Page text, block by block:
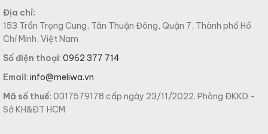
Địa chỉ:
153 Trần Trọng Cung, Tân Thuận Đông, Quận 7, Thành phố Hồ
Chí Minh, Việt Nam
Số điện thoại: 0962 377 714
Email : info@meliwa.vn
Mã số thuế: 0317579178 cấp ngày 23/11/2022. Phòng ĐKKD -
Sở KH&ĐT HCM